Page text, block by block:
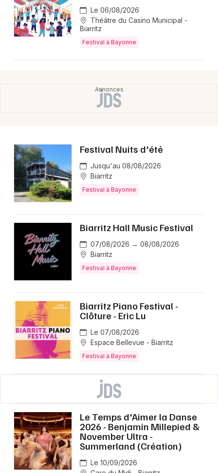
Le 06/08/2026
Théâtre du Casino Municipal -
Biarritz
Festival à Bayonne
Festival Nuits d'été
Jusqu'au 08/08/2026
Biarritz
Festival à Bayonne
Biarritz Hall Music Festival
07/08/2026 → 08/08/2026
Biarritz
Festival à Bayonne
Biarritz Piano Festival -
Clôture - Eric Lu
Le 07/08/2026
Espace Bellevue - Biarritz
Festival à Bayonne
Le Temps d'Aimer la Danse
2026 - Benjamin Millepied &
November Ultra -
Summerland (Création)
Le 10/09/2026